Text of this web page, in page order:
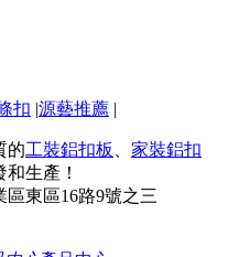
扣 |源藝推薦 |
的工裝鋁扣板
家裝鋁扣
生產！
東區16路9號之三